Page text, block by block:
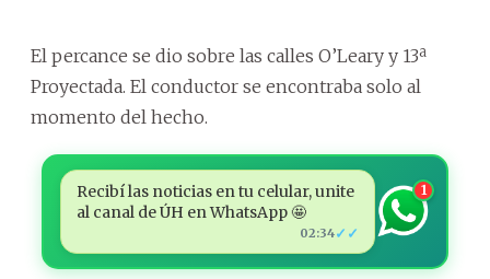
El percance se dio sobre las calles O’Leary y 13ª
Proyectada. El conductor se encontraba solo al
momento del hecho.
Recibí las noticias en tu celular, unite
al canal de ÚH en WhatsApp 🤩
02:34✓✓
1